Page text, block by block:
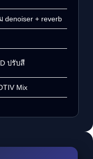
denoiser + reverb
ปรับสี
Mix